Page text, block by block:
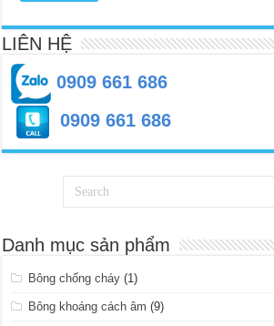
LIÊN HỆ
0909 661 686
0909 661 686
Danh mục sản phẩm
Bông chống cháy (1)
Bông khoáng cách âm (9)